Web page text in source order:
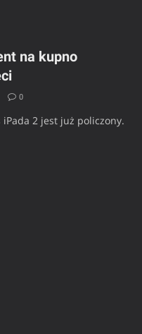
na kupno
0
2 jest już policzony.